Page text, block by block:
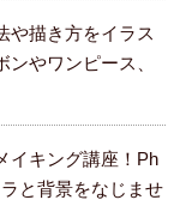
や描き方をイラス
ンやワンピース、
イキング講座！Ph
と背景をなじませ